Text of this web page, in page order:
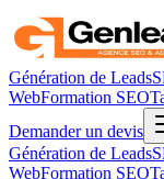
Génération de Leads
WebFormation SEO
Demander un devis
Génération de Leads
WebFormation SEO